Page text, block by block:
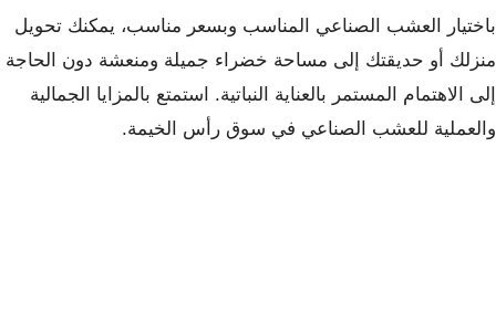
باختيار العشب الصناعي المناسب وبسعر مناسب، يمكنك تحويل
منزلك أو حديقتك إلى مساحة خضراء جميلة ومنعشة دون الحاجة
إلى الاهتمام المستمر بالعناية النباتية. استمتع بالمزايا الجمالية
والعملية للعشب الصناعي في سوق رأس الخيمة.